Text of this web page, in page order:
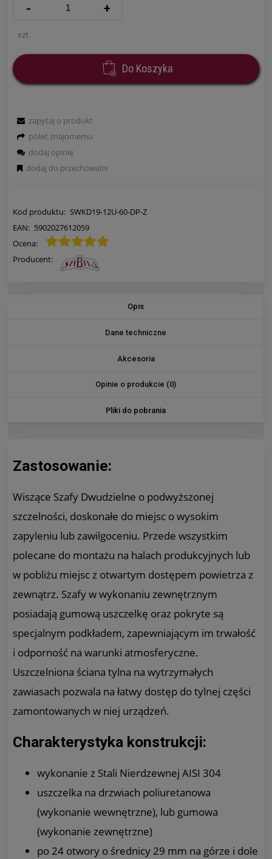
- +
szt.
Do Koszyka
Kod produktu: SWKD19-12U-60-DP-Z
EAN: 5902027612059
Ocena:
Producent:
zapytaj o produkt
poleć znajomemu
dodaj opinię
dodaj do przechowalni
Opis
Dane techniczne
Akcesoria
Opinie o produkcie (0)
Pliki do pobrania
Zastosowanie:
Wiszące Szafy Dwudzielne o podwyższonej
szczelności, doskonałe do miejsc o wysokim
zapyleniu lub zawilgoceniu. Przede wszystkim
polecane do montażu na halach produkcyjnych lub
w pobliżu miejsc z otwartym dostępem powietrza z
zewnątrz. Szafy w wykonaniu zewnętrznym
posiadają gumową uszczelkę oraz pokryte są
specjalnym podkładem, zapewniającym im trwałość
i odporność na warunki atmosferyczne.
Uszczelniona ściana tylna na wytrzymałych
zawiasach pozwala na łatwy dostęp do tylnej części
zamontowanych w niej urządzeń.
Charakterystyka konstrukcji:
wykonanie z Stali Nierdzewnej AISI 304
uszczelka na drzwiach poliuretanowa
(wykonanie wewnętrzne), lub gumowa
(wykonanie zewnętrzne)
po 24 otwory o średnicy 29 mm na górze i dole